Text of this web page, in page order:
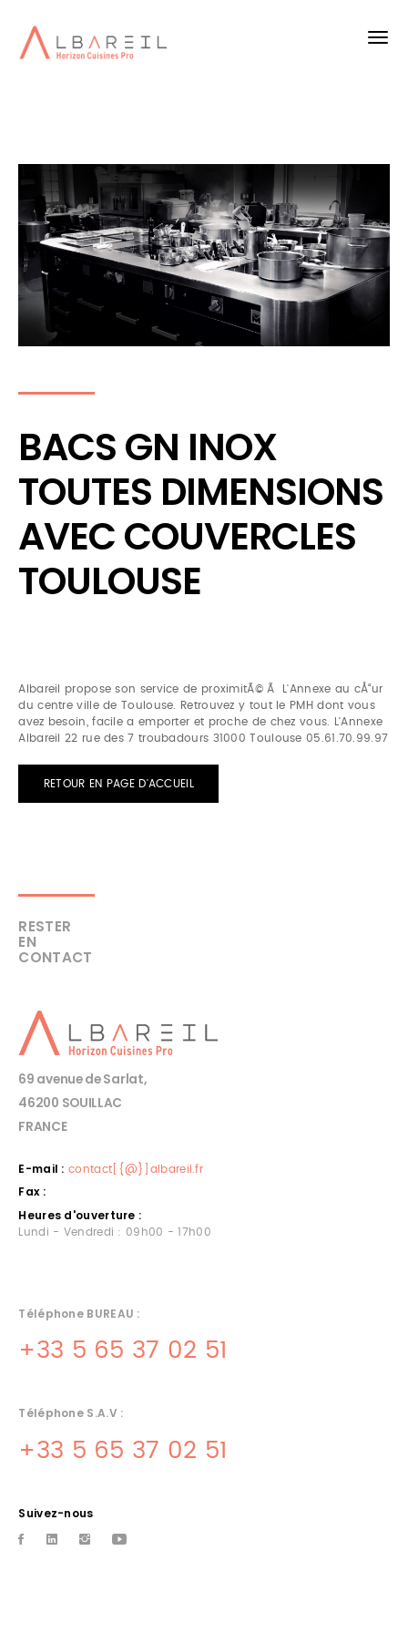
BACS GN INOX
TOUTES DIMENSIONS
AVEC COUVERCLES
TOULOUSE
Albareil propose son service de proximitÃ© Ã L'Annexe au cÅ“ur
du centre ville de Toulouse. Retrouvez y tout le PMH dont vous
avez besoin, facile a emporter et proche de chez vous. L'Annexe
Albareil 22 rue des 7 troubadours 31000 Toulouse 05.61.70.99.97
RETOUR EN PAGE D'ACCUEIL
RESTER
EN
CONTACT
69 avenue de Sarlat,
46200 SOUILLAC
FRANCE
E-mail : contact[{@}]albareil.fr
Fax :
Heures d'ouverture :
Lundi - Vendredi : 09h00 - 17h00
Téléphone BUREAU :
+33 5 65 37 02 51
Téléphone S.A.V :
+33 5 65 37 02 51
Suivez-nous